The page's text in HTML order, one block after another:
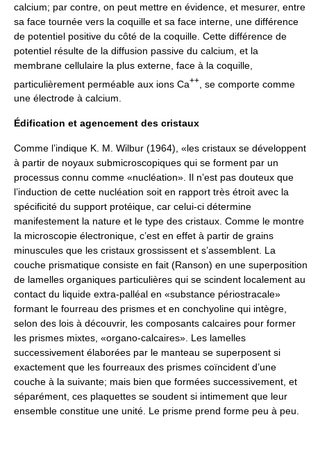
calcium; par contre, on peut mettre en évidence, et mesurer, entre
sa face tournée vers la coquille et sa face interne, une différence
de potentiel positive du côté de la coquille. Cette différence de
potentiel résulte de la diffusion passive du calcium, et la
membrane cellulaire la plus externe, face à la coquille,
particulièrement perméable aux ions Ca++
, se comporte comme
une électrode à calcium.
Édification et agencement des cristaux
Comme l’indique K. M. Wilbur (1964), «les cristaux se développent
à partir de noyaux submicroscopiques qui se forment par un
processus connu comme «nucléation». Il n’est pas douteux que
l’induction de cette nucléation soit en rapport très étroit avec la
spécificité du support protéique, car celui-ci détermine
manifestement la nature et le type des cristaux. Comme le montre
la microscopie électronique, c’est en effet à partir de grains
minuscules que les cristaux grossissent et s’assemblent. La
couche prismatique consiste en fait (Ranson) en une superposition
de lamelles organiques particulières qui se scindent localement au
contact du liquide extra-palléal en «substance périostracale»
formant le fourreau des prismes et en conchyoline qui intègre,
selon des lois à découvrir, les composants calcaires pour former
les prismes mixtes, «organo-calcaires». Les lamelles
successivement élaborées par le manteau se superposent si
exactement que les fourreaux des prismes coïncident d’une
couche à la suivante; mais bien que formées successivement, et
séparément, ces plaquettes se soudent si intimement que leur
ensemble constitue une unité. Le prisme prend forme peu à peu.